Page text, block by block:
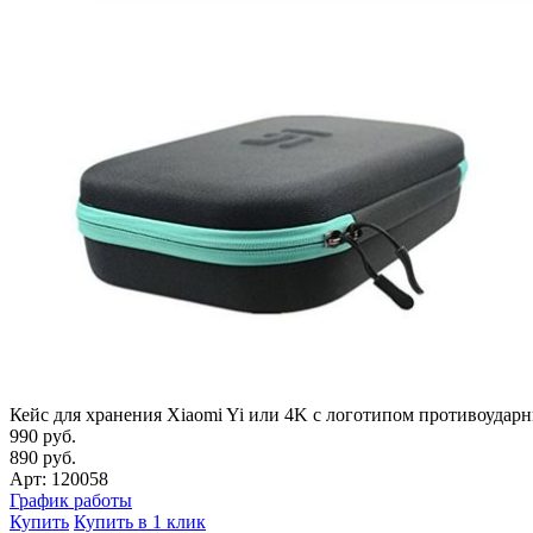
Кейс для хранения Xiaomi Yi или 4K с логотипом
990 руб.
890 руб.
Арт: 120058
График работы
Купить Купить в 1 клик